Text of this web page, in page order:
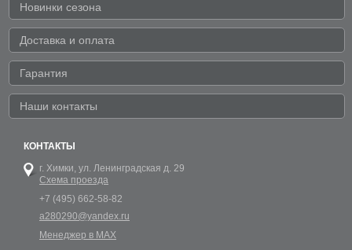
Новинки сезона
Доставка и оплата
Гарантия
Наши контакты
КОНТАКТЫ
г. Химки, ул. Ленинградская д. 29
Схема проезда
+7 (495) 662-58-82
a280290@yandex.ru
Менеджер в MAX